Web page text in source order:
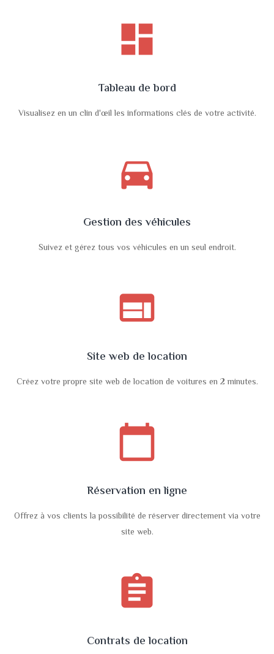
dashboard
Tableau de bord
Visualisez en un clin d'œil les informations clés de votre activité.
directions_car
Gestion des véhicules
Suivez et gérez tous vos véhicules en un seul endroit.
web
Site web de location
Créez votre propre site web de location de voitures en 2 minutes.
calendar_today
Réservation en ligne
Offrez à vos clients la possibilité de réserver directement via votre
site web.
assignment
Contrats de location